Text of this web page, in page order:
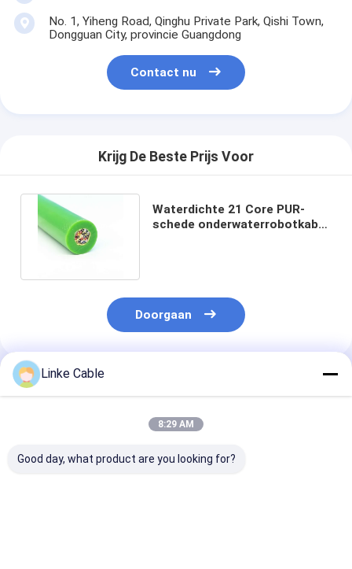
No. 1, Yiheng Road, Qinghu Private Park, Qishi Town,
Dongguan City, provincie Guangdong
Contact nu
Krijg De Beste Prijs Voor
Waterdichte 21 Core PUR-
schede onderwaterrobotkabel
Doorgaan
Geadviseerde Producten
Linke Cable
8:29 AM
Good day, what product are you looking for?